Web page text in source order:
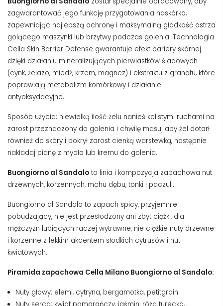
zagwarantować jego funkcję przygotowania naskórka,
zapewniając najlepszą ochronę i maksymalną gładkość ostrza
golącego maszynki lub brzytwy podczas golenia. Technologia
Cella Skin Barrier Defense gwarantuje efekt bariery skórnej
dzięki działaniu mineralizujących pierwiastków śladowych
(cynk, żelazo, miedź, krzem, magnez) i ekstraktu z granatu, które
poprawiają metabolizm komórkowy i działanie
antyoksydacyjne.
Sposób użycia: niewielką ilość żelu nanieś kolistymi ruchami na
zarost przeznaczony do golenia i chwilę masuj aby żel dotarł
również do skóry i pokrył zarost cienką warstewką, następnie
nakładaj pianę z mydła lub kremu do golenia.
Buongiorno al Sandalo to linia i kompozycja zapachowa nut
drzewnych, korzennych, mchu dębu, tonki i paczuli.
Buongiorno al Sandalo to zapach spicy, przyjemnie
pobudzający, nie jest przesłodzony ani zbyt ciężki, dla
mężczyzn lubiących raczej wytrawne, nie ciężkie nuty drzewne
i korzenne z lekkim akcentem słodkich cytrusów i nut
kwiatowych.
Piramida zapachowa Cella Milano Buongiorno al Sandalo:
Nuty głowy: elemi, cytryna, bergamotka, petitgrain.